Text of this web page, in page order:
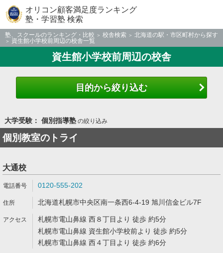
オリコン顧客満足度ランキング
塾・学習塾 検索
塾、スクールのランキング・比較 校舎検索
北海道の駅・市区町村から探す
資生館小学校前周辺の校舎一覧
資生館小学校前周辺の校舎
目的から絞り込む
大学受験： 個別指導塾の絞り込み
個別教室のトライ
大通校
0120-555-202
北海道札幌市中央区南一条西6-4-19 旭川信金ビル7F
札幌市電山鼻線 西８丁目より 徒歩 約5分
札幌市電山鼻線 資生館小学校前より 徒歩 約5分
札幌市電山鼻線 西４丁目より 徒歩 約6分